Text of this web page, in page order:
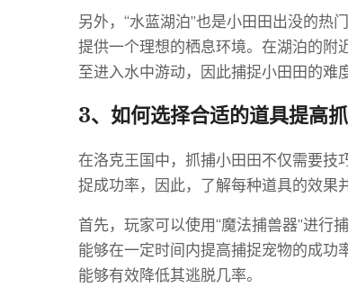
另外，“水蓝湖泊”也是小田田出没的热
提供一个理想的栖息环境。在湖泊的附
至进入水中游动，因此捕捉小田田的难
3、如何选择合适的道具提高
在洛克王国中，抓捕小田田不仅需要技
捉成功率，因此，了解每种道具的效果
首先，玩家可以使用“魔法捕兽器”进行
能够在一定时间内提高捕捉宠物的成
能够有效降低其逃脱几率。